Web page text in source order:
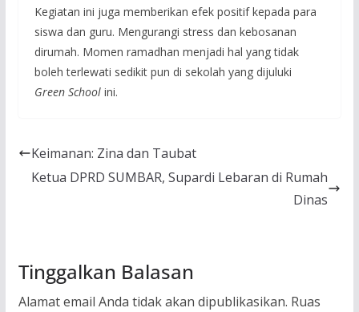
Kegiatan ini juga memberikan efek positif kepada para
siswa dan guru. Mengurangi stress dan kebosanan
dirumah. Momen ramadhan menjadi hal yang tidak
boleh terlewati sedikit pun di sekolah yang dijuluki
Green Schoolini.
Keimanan: Zina dan Taubat
Ketua DPRD SUMBAR, Supardi Lebaran di Rumah
Dinas
Tinggalkan Balasan
Alamat email Anda tidak akan dipublikasikan. Ruas